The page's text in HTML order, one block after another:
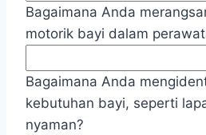
Bagaimana Anda
motorik bayi dalam
Bagaimana Anda
kebutuhan bayi, seperti
nyaman?